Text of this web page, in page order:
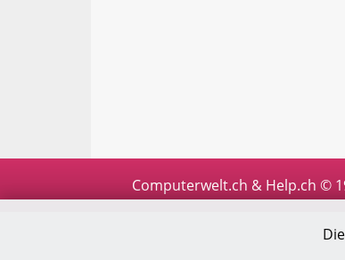
Computerwelt.ch & Help.ch ©